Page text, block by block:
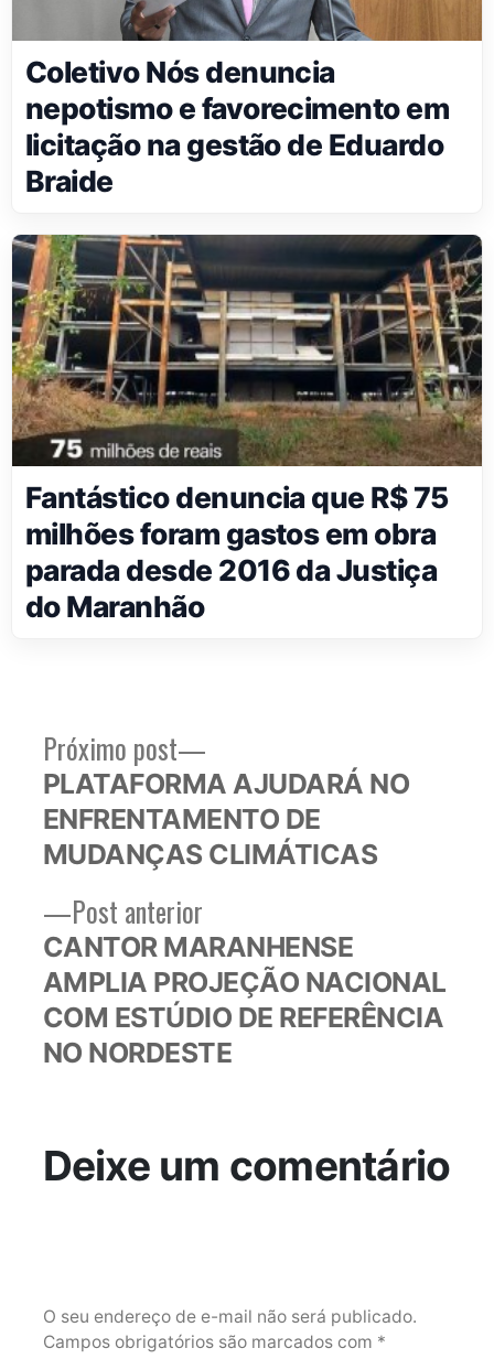
Coletivo Nós denuncia
nepotismo e favorecimento em
licitação na gestão de Eduardo
Braide
Fantástico denuncia que R$ 75
milhões foram gastos em obra
parada desde 2016 da Justiça
do Maranhão
Navegação
de
Post
Post anteriorPost
anterior:
CANTOR MARANHENSE
AMPLIA PROJEÇÃO NACIONAL
COM ESTÚDIO DE REFERÊNCIA
NO NORDESTE
Próximo post
Próximo
post:
PLATAFORMA AJUDARÁ NO
ENFRENTAMENTO DE
MUDANÇAS CLIMÁTICAS
Deixe um comentário
O seu endereço de e-mail não será publicado.
Campos obrigatórios são marcados com *